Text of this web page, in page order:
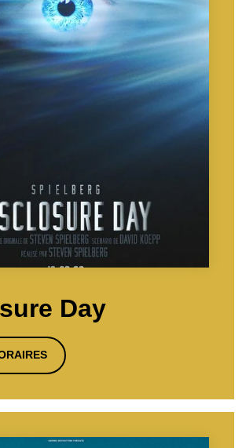
Day